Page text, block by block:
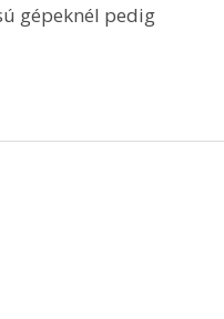
gépeknél pedig